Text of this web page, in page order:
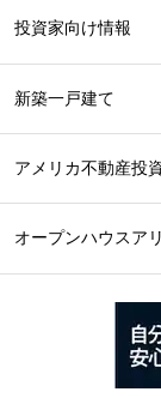
投資家向け情報
新築一戸建て
アメリカ不動産投
オープンハウスア